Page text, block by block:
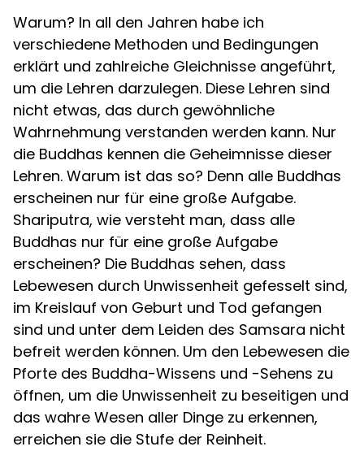
Warum? In all den Jahren habe ich
verschiedene Methoden und Bedingungen
erklärt und zahlreiche Gleichnisse angeführt,
um die Lehren darzulegen. Diese Lehren sind
nicht etwas, das durch gewöhnliche
Wahrnehmung verstanden werden kann. Nur
die Buddhas kennen die Geheimnisse dieser
Lehren. Warum ist das so? Denn alle Buddhas
erscheinen nur für eine große Aufgabe.
Shariputra, wie versteht man, dass alle
Buddhas nur für eine große Aufgabe
erscheinen? Die Buddhas sehen, dass
Lebewesen durch Unwissenheit gefesselt sind,
im Kreislauf von Geburt und Tod gefangen
sind und unter dem Leiden des Samsara nicht
befreit werden können. Um den Lebewesen die
Pforte des Buddha-Wissens und -Sehens zu
öffnen, um die Unwissenheit zu beseitigen und
das wahre Wesen aller Dinge zu erkennen,
erreichen sie die Stufe der Reinheit.